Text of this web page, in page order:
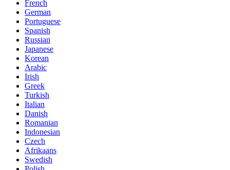
French
German
Portuguese
Spanish
Russian
Japanese
Korean
Arabic
Irish
Greek
Turkish
Italian
Danish
Romanian
Indonesian
Czech
Afrikaans
Swedish